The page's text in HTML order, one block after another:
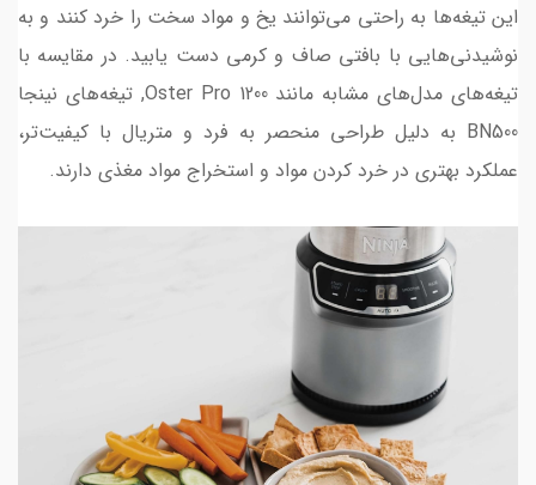
این تیغه‌ها به راحتی می‌توانند یخ و مواد سخت را خرد کنند و به
نوشیدنی‌هایی با بافتی صاف و کرمی دست یابید. در مقایسه با
تیغه‌های مدل‌های مشابه مانند Oster Pro 1200, تیغه‌های نینجا
BN500 به دلیل طراحی منحصر به فرد و متریال با کیفیت‌تر،
عملکرد بهتری در خرد کردن مواد و استخراج مواد مغذی دارند.